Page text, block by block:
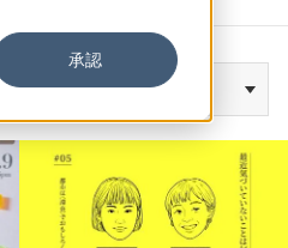
承認